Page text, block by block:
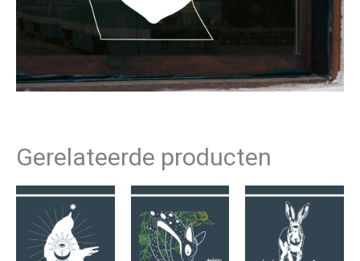
Gerelateerde producten